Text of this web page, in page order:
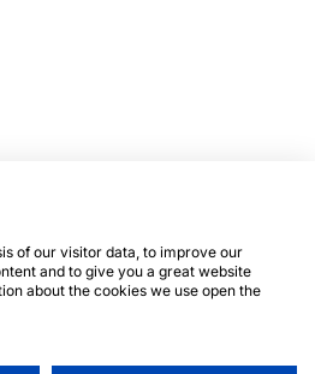
of our visitor data, to improve our
and to give you a great website
about the cookies we use open the